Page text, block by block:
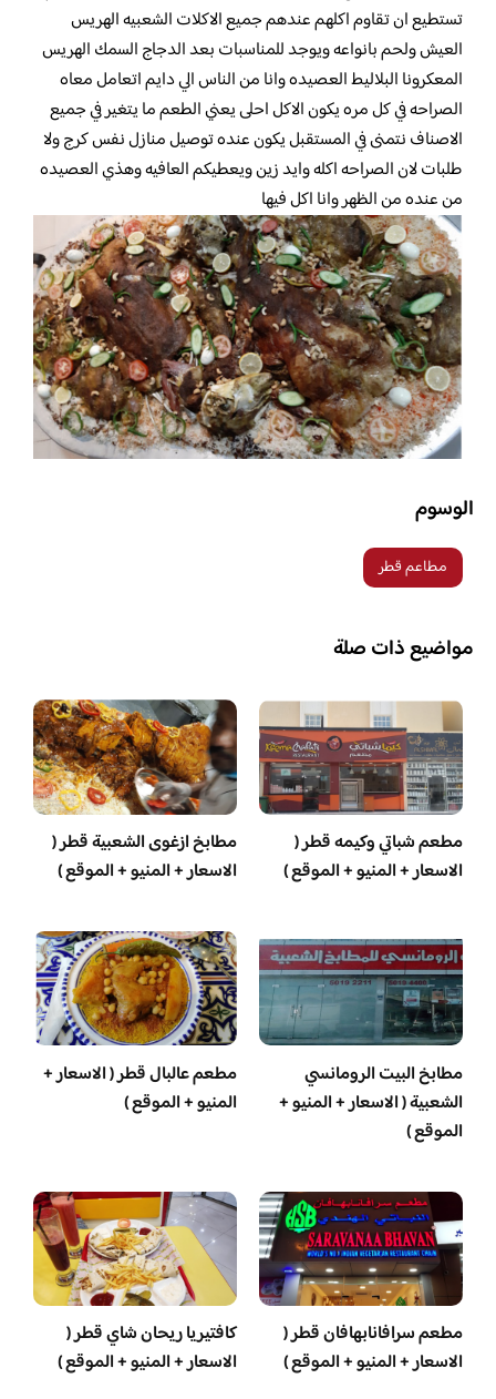
تستطيع ان تقاوم اكلهم عندهم جميع الاكلات الشعبيه الهريس
العيش ولحم بانواعه ويوجد للمناسبات بعد الدجاج السمك الهريس
المعكرونا البلاليط العصيده وانا من الناس الي دايم اتعامل معاه
الصراحه في كل مره يكون الاكل احلى يعني الطعم ما يتغير في جميع
الاصناف نتمنى في المستقبل يكون عنده توصيل منازل نفس كرج ولا
طلبات لان الصراحه اكله وايد زين ويعطيكم العافيه وهذي العصيده
من عنده من الظهر وانا اكل فيها
الوسوم
مطاعم قطر
مواضيع ذات صلة
مطعم شباتي وكيمه قطر (
الاسعار + المنيو + الموقع )
مطابخ ازغوى الشعبية قطر (
الاسعار + المنيو + الموقع )
مطابخ البيت الرومانسي
الشعبية ( الاسعار + المنيو +
الموقع )
مطعم عالبال قطر ( الاسعار +
المنيو + الموقع )
مطعم سرافانابهافان قطر (
الاسعار + المنيو + الموقع )
كافتيريا ريحان شاي قطر (
الاسعار + المنيو + الموقع )